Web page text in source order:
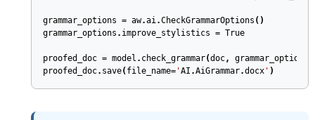
grammar_options = aw.ai .CheckGrammarOptions ()
grammar_options . improve_stylistics = True
proofed_doc = model . check_grammar(doc, grammar_options
proofed_doc. save(file_name='AI .AiGrammar.docx' )